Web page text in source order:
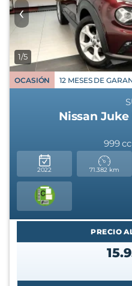
‹
1/5
OCASIÓN 12 MESES DE
Nissan
999 cc
2022 71.382 km
PRECIO